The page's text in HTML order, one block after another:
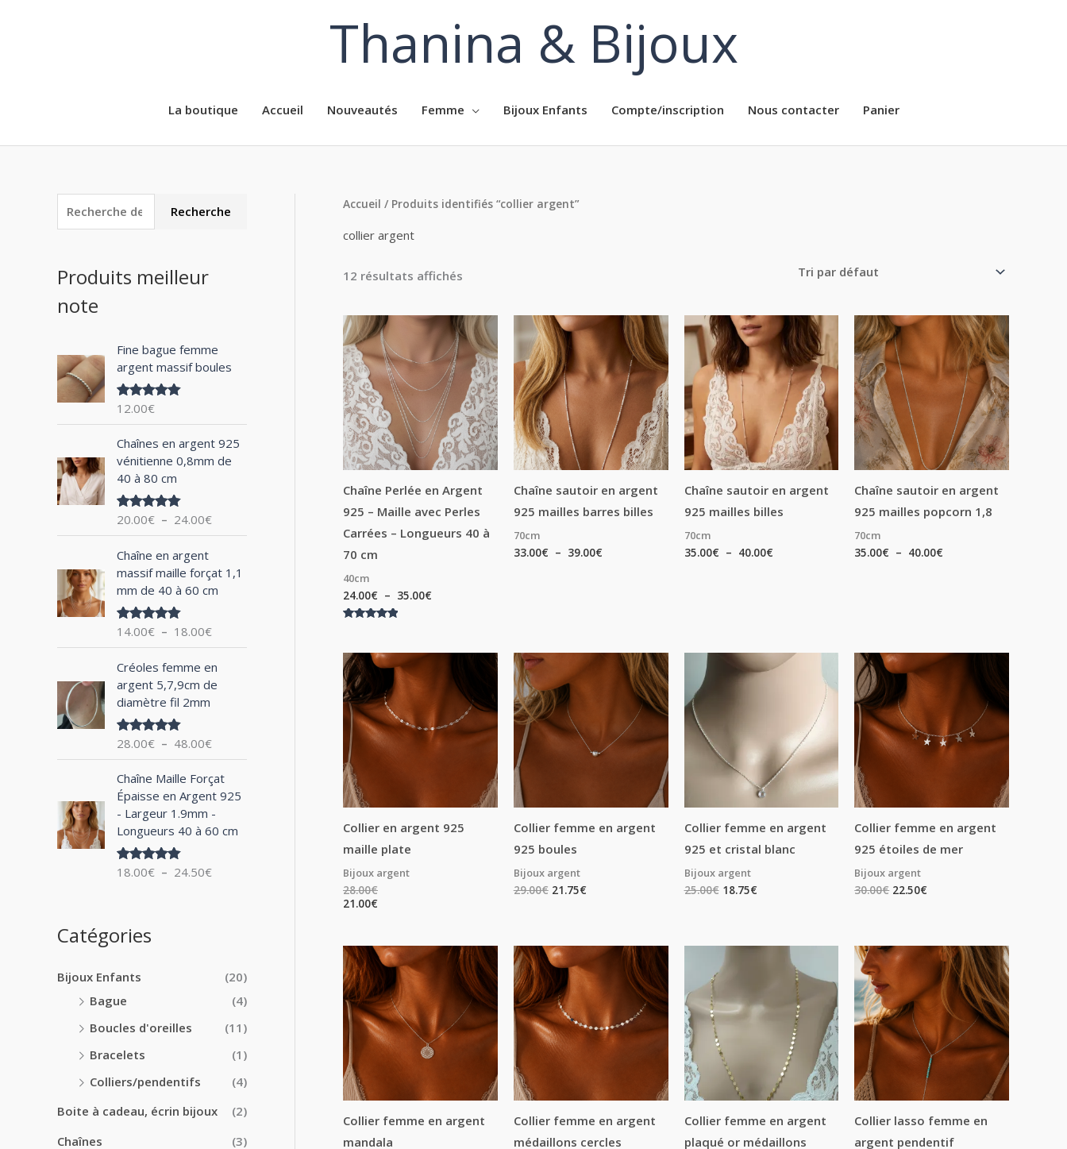
Thanina & Bijoux
La boutique Accueil Nouveautés Femme Bijoux Enfants Compte/inscription Nous contacter Panier
e
h
e
h
u
r
:
Recherche
Produits meilleur
note
Fine bague femme
argent massif boules
Note5.00
12.00€
Chaînes en argent 925
vénitienne 0,8mm de
40 à 80 cm
Note5.00
20.00€ – 24.00€
l
a
e
r
i
:
2
0
2
4
.
0
€
Chaîne en argent
massif maille forçat 1,1
mm de 40 à 60 cm
Note5.00
14.00€ – 18.00€
a
g
d
e
p
r
:
1
4
0
Créoles femme en
argent 5,7,9cm de
diamètre fil 2mm
Note5.00
28.00€ – 48.00€
l
a
d
e
p
r
i
x
:
Chaîne Maille Forçat
Épaisse en Argent 925
- Largeur 1.9mm -
Longueurs 40 à 60 cm
Note5.00
18.00€ – 24.50€
l
a
e
2
Catégories
Bijoux Enfants
(20)
Bague
(4)
Boucles d'oreilles
(11)
Bracelets
(1)
Colliers/pendentifs
(4)
Boite à cadeau, écrin bijoux
(2)
Chaînes
(3)
Accueil / Produits identifiés “collier argent”
collier argent
12 résultats affichés
Chaîne Perlée en Argent
925 – Maille avec Perles
Carrées – Longueurs 40 à
70 cm
40cm
24.00€ – 35.00€
Plage
de
prix :
24.00€
35.00€
Chaîne sautoir en argent
925 mailles barres billes
70cm
33.00€ – 39.00€
Plage
prix :
33.00€
à
39.00€
Chaîne sautoir en argent
925 mailles billes
70cm
35.00€ – 40.00€
Plage
de
prix :
35.00€
à
40.00€
Chaîne sautoir en argent
925 mailles popcorn 1,8
70cm
35.00€ – 40.00€
Plage
de
prix :
35.00€
à
40.00€
Collier en argent 925
maille plate
Bijoux argent
28.00€
21.00€
Collier femme en argent
925 boules
Bijoux argent
29.00€ 21.75€
Collier femme en argent
925 et cristal blanc
Bijoux argent
25.00€ 18.75€
Collier femme en argent
925 étoiles de mer
Bijoux argent
30.00€ 22.50€
Collier femme en argent
mandala
Collier femme en argent
médaillons cercles
Collier femme en argent
plaqué or médaillons
Collier lasso femme en
argent pendentif